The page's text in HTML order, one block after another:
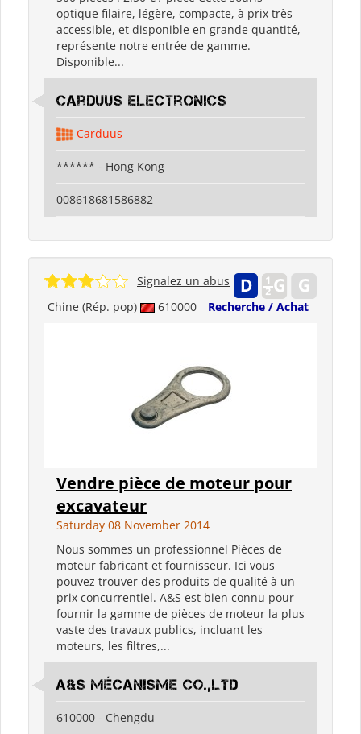
optique filaire, légère, compacte, à prix très
accessible, et disponible en grande quantité,
représente notre entrée de gamme.
Disponible...
Carduus Electronics
Carduus
****** - Hong Kong
008618681586882
Chine (Rép. pop) 610000 Recherche / Achat
Signalez un abus
Vendre pièce de moteur pour
excavateur
Saturday 08 November 2014
Nous sommes un professionnel Pièces de
moteur fabricant et fournisseur. Ici vous
pouvez trouver des produits de qualité à un
prix concurrentiel. A&S est bien connu pour
fournir la gamme de pièces de moteur la plus
vaste des travaux publics, incluant les
moteurs, les filtres,...
A&S Mécanisme Co.,LTD
610000 - Chengdu